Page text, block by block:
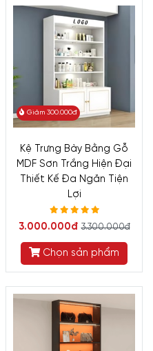
Giảm 300.000đ
Kệ Trưng Bày Bằng Gỗ
MDF Sơn Trắng Hiện Đại
Thiết Kế Đa Ngăn Tiện
Lợi
3.000.000đ 3.300.000đ
Chọn sản phẩm